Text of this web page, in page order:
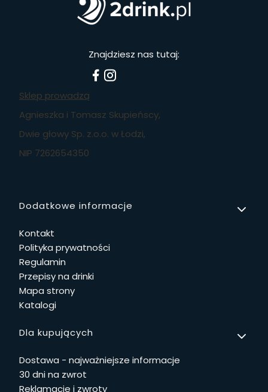
Znajdziesz nas tutaj:
Sklep prowadzą
Agnieszka i Tomasz Skupieńscy,
Dwie głowy Sp. z.o.o. w Łodzi,
NIP 7262654350
Linki w stopce
Dodatkowe informacje
Kontakt
Polityka prywatności
Regulamin
Przepisy na drinki
Mapa strony
Katalogi
Dla kupujących
Dostawa - najważniejsze informacje
30 dni na zwrot
Reklamacje i zwroty